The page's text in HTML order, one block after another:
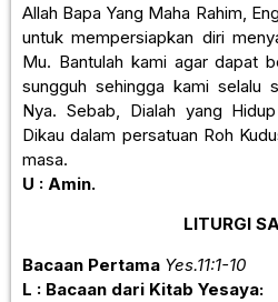
Allah Bapa Yang Maha Rahim,
untuk mempersiapkan diri
Mu. Bantulah kami agar dapat
sungguh sehingga kami selalu
Nya. Sebab, Dialah yang
Dikau dalam persatuan Roh
masa.
U : Amin.
LITURGI
Bacaan Pertama Yes.11:1-10
L : Bacaan dari Kitab Yesaya: